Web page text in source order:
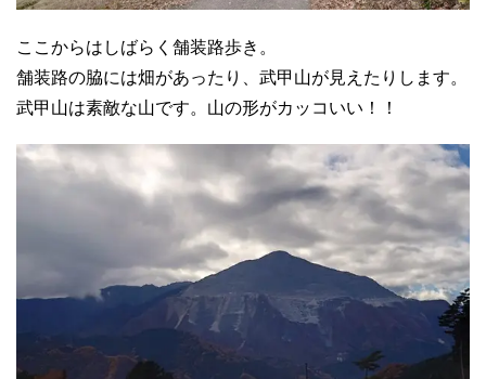
ここからはしばらく舗装路歩き。
舗装路の脇には畑があったり、武甲山が見えたりします。
武甲山は素敵な山です。山の形がカッコいい！！